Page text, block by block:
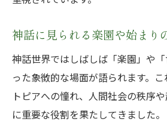
神話に見られる楽園や始まり
神話世界ではしばしば「楽園」や
った象徴的な場面が語られます。
トピアへの憧れ、人間社会の秩序
に重要な役割を果たしてきました。